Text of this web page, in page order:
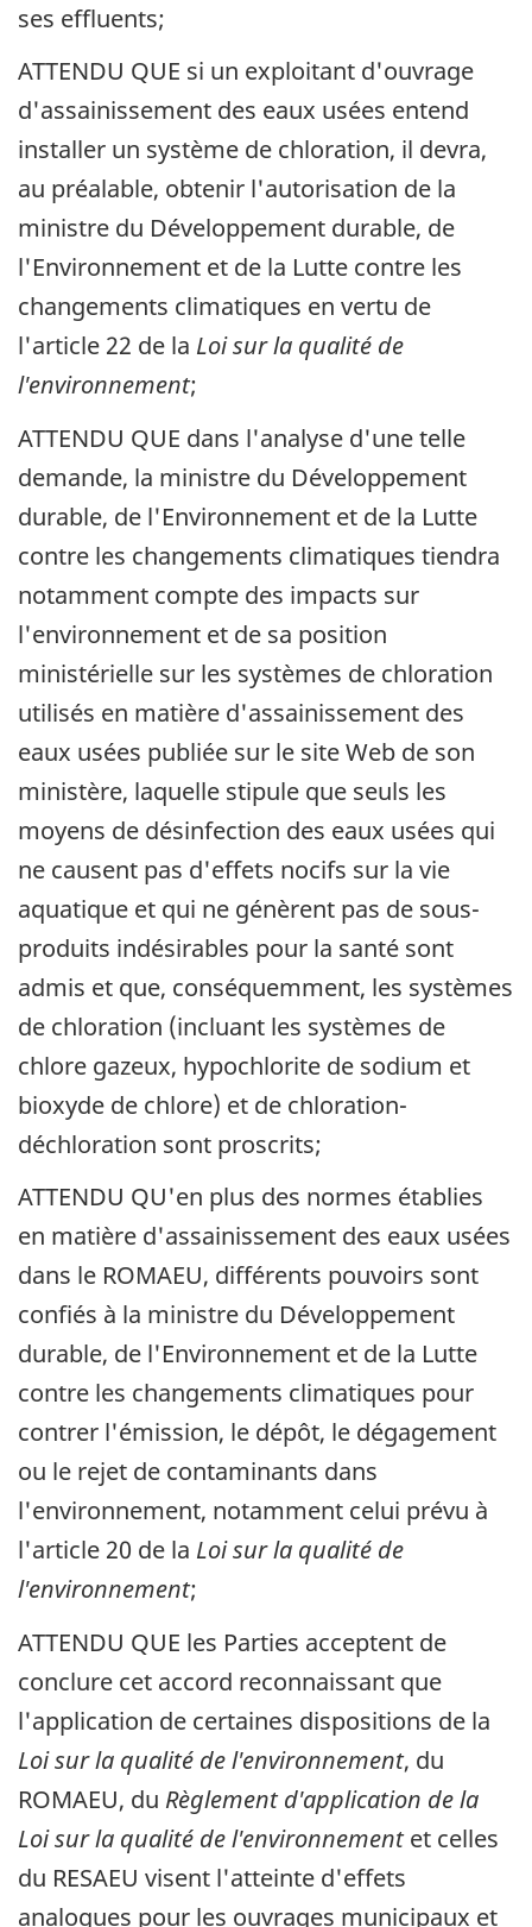
ses effluents;
ATTENDU QUE si un exploitant d'ouvrage
d'assainissement des eaux usées entend
installer un système de chloration, il devra,
au préalable, obtenir l'autorisation de la
ministre du Développement durable, de
l'Environnement et de la Lutte contre les
changements climatiques en vertu de
l'article 22 de la Loi sur la qualité de
l'environnement;
ATTENDU QUE dans l'analyse d'une telle
demande, la ministre du Développement
durable, de l'Environnement et de la Lutte
contre les changements climatiques tiendra
notamment compte des impacts sur
l'environnement et de sa position
ministérielle sur les systèmes de chloration
utilisés en matière d'assainissement des
eaux usées publiée sur le site Web de son
ministère, laquelle stipule que seuls les
moyens de désinfection des eaux usées qui
ne causent pas d'effets nocifs sur la vie
aquatique et qui ne génèrent pas de sous-
produits indésirables pour la santé sont
admis et que, conséquemment, les systèmes
de chloration (incluant les systèmes de
chlore gazeux, hypochlorite de sodium et
bioxyde de chlore) et de chloration-
déchloration sont proscrits;
ATTENDU QU'en plus des normes établies
en matière d'assainissement des eaux usées
dans le ROMAEU, différents pouvoirs sont
confiés à la ministre du Développement
durable, de l'Environnement et de la Lutte
contre les changements climatiques pour
contrer l'émission, le dépôt, le dégagement
ou le rejet de contaminants dans
l'environnement, notamment celui prévu à
l'article 20 de la Loi sur la qualité de
l'environnement;
ATTENDU QUE les Parties acceptent de
conclure cet accord reconnaissant que
l'application de certaines dispositions de la
Loi sur la qualité de l'environnement, du
ROMAEU, du Règlement d'application de la
Loi sur la qualité de l'environnementet celles
du RESAEU visent l'atteinte d'effets
analogues pour les ouvrages municipaux et